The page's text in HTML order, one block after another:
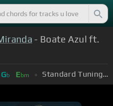
- Boate Azul ft.
Gb Ebm Standard Tuning (EADGBE)